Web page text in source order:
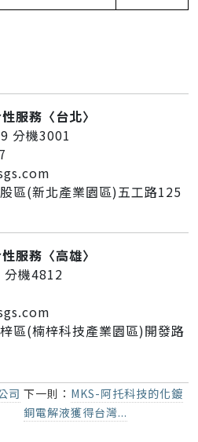
服務〈台北〉
分機3001
區(新北產業園區)五工路125
服務〈高雄〉
機4812
區(楠梓科技產業園區)開發路
司 下一則： MKS-阿托科技的化鍍
銅電解液獲得台灣...